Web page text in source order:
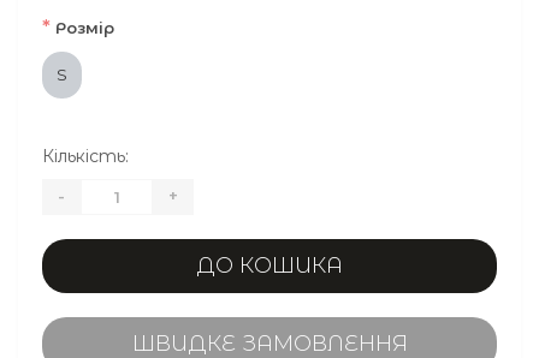
* Розмір
S
Кількість:
- +
ДО КОШИКА
ШВИДКЕ ЗАМОВЛЕННЯ